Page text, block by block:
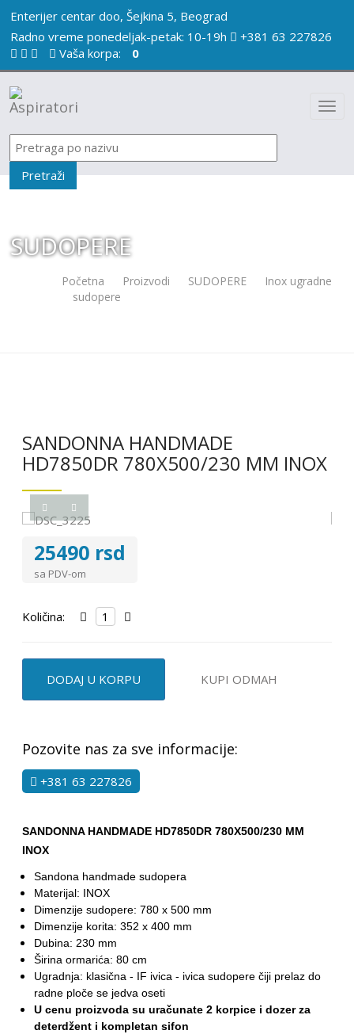
Enterijer centar doo, Šejkina 5, Beograd
Radno vreme ponedeljak-petak: 10-19h
+381 63 227826
Vaša korpa:
0
SUDOPERE
Početna Proizvodi SUDOPERE
Inox ugradne
sudopere
SANDONNA HANDMADE
HD7850DR 780X500/230 MM INOX
25490 rsd
sa PDV-om
Količina:
DODAJ U KORPU KUPI ODMAH
Pozovite nas za sve informacije:
+381 63 227826
SANDONNA HANDMADE HD7850DR 780X500/230 MM
INOX
Sandona handmade sudopera
Materijal: INOX
Dimenzije sudopere: 780 x 500 mm
Dimenzije korita: 352 x 400 mm
Dubina: 230 mm
Širina ormarića: 80 cm
Ugradnja: klasična - IF ivica - ivica sudopere čiji prelaz do
radne ploče se jedva oseti
U cenu proizvoda su uračunate 2 korpice i dozer za
deterdžent i kompletan sifon